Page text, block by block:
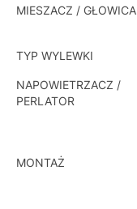
MIESZACZ / GŁOWICA
TYP WYLEWKI
NAPOWIETRZACZ /
PERLATOR
MONTAŻ